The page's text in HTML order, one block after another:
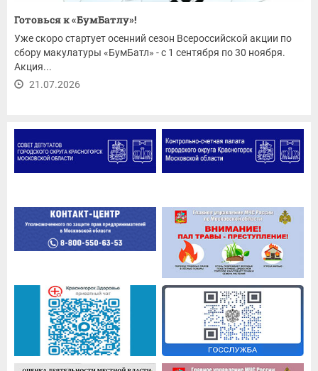
Готовься к «БумБатлу»!
Уже скоро стартует осенний сезон Всероссийской акции по
сбору макулатуры «БумБатл» - с 1 сентября по 30 ноября.
Акция...
21.07.2026